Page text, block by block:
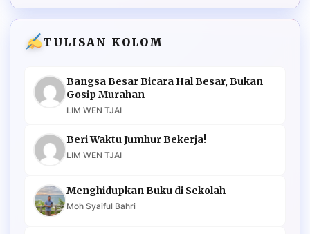
TULISAN KOLOM
Bangsa Besar Bicara Hal Besar, Bukan
Gosip Murahan
LIM WEN TJAI
Beri Waktu Jumhur Bekerja!
LIM WEN TJAI
Menghidupkan Buku di Sekolah
Moh Syaiful Bahri